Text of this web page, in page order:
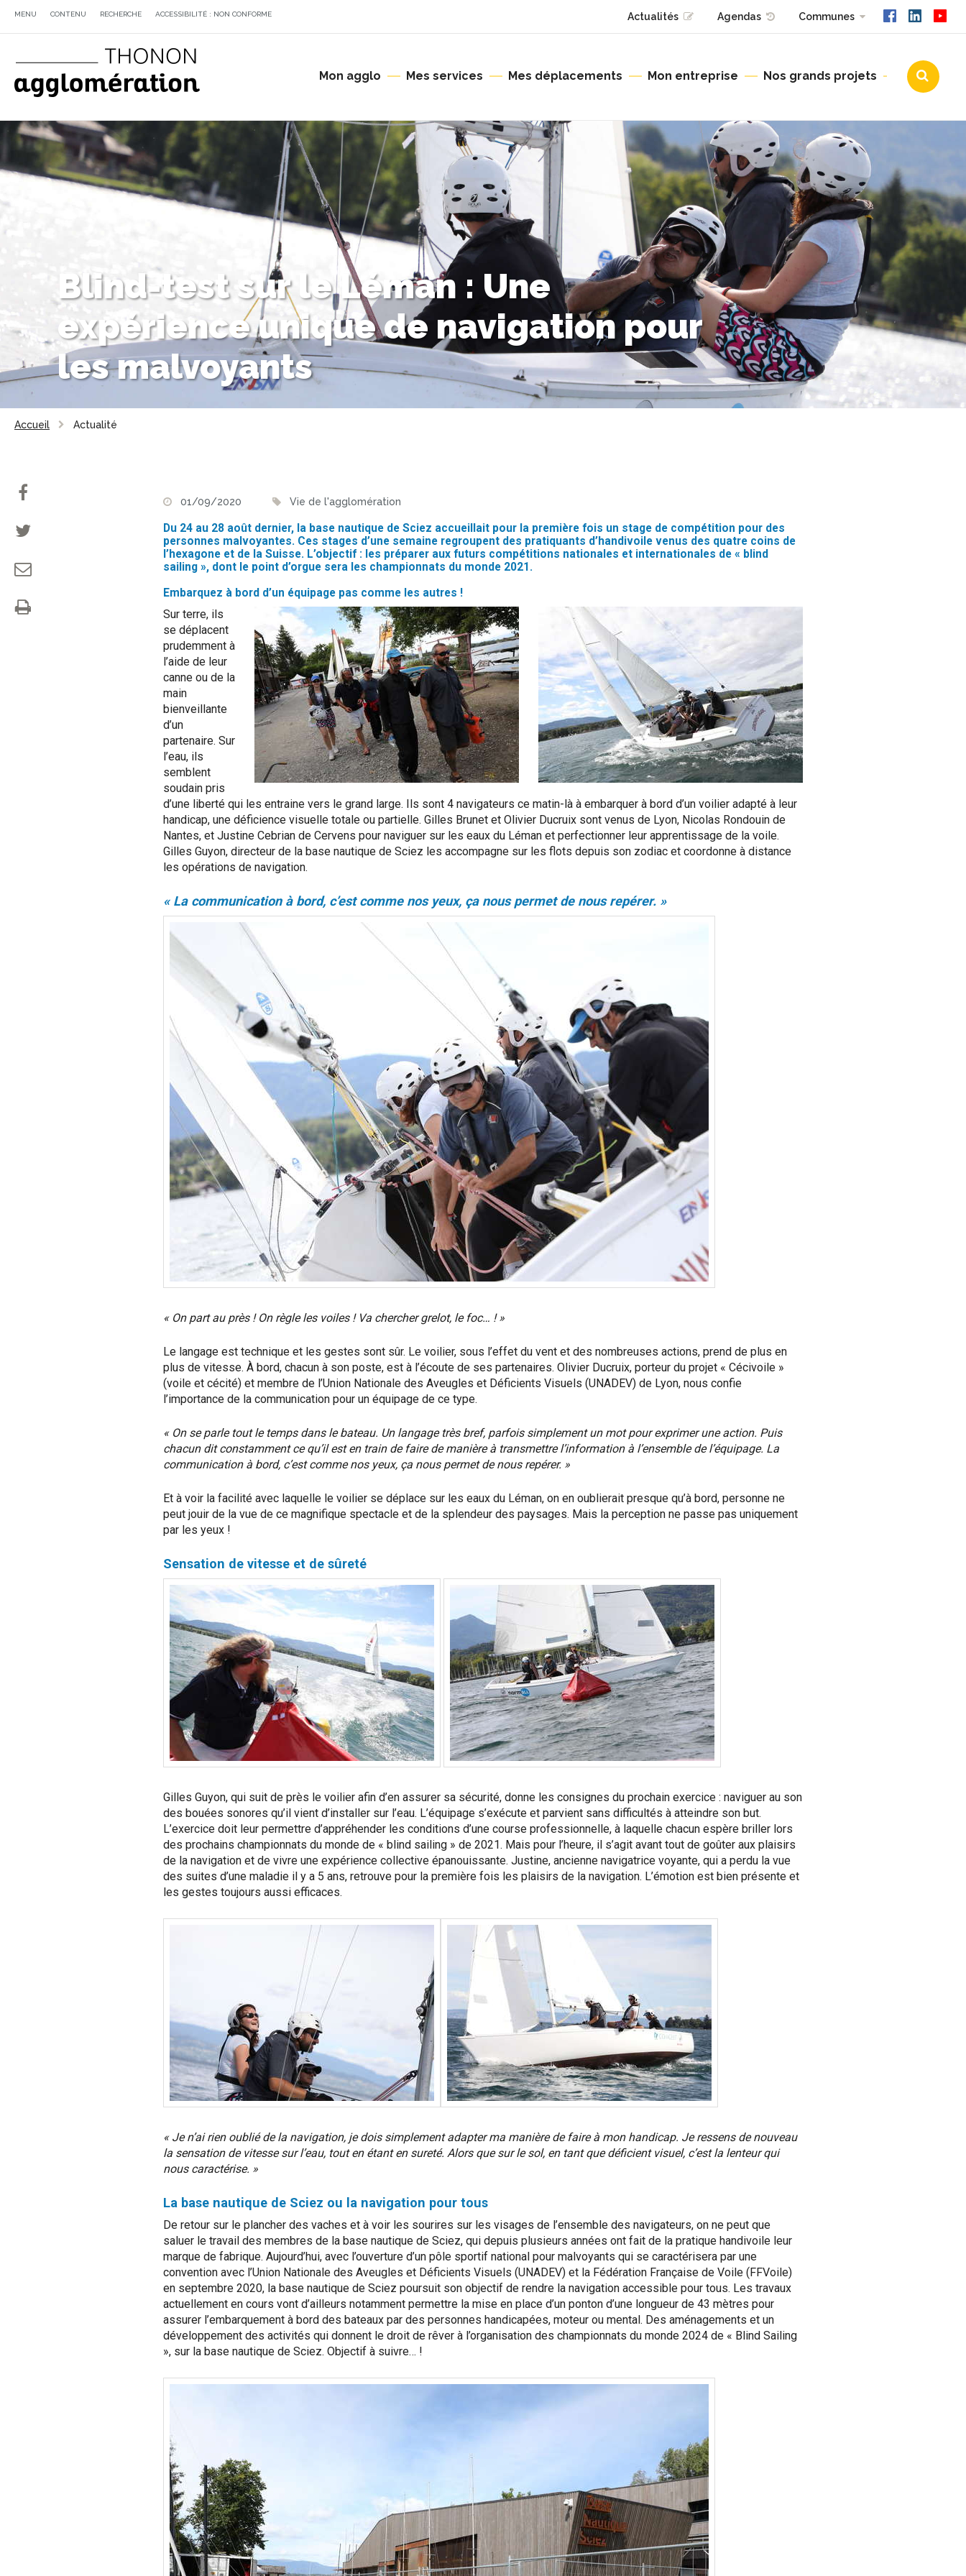
MENU CONTENU RECHERCHE ACCESSIBILITÉ : NON CONFORME Actualités Agendas Communes
Mon agglo Mes services Mes déplacements Mon entreprise Nos grands projets
Urbanisme
Blind-test sur le Léman : Une
expérience unique de navigation pour
les malvoyants
Accueil Actualité
01/09/2020 Vie de l'agglomération
Du 24 au 28 août dernier, la base nautique de Sciez accueillait pour la première fois un stage de compétition pour des
personnes malvoyantes. Ces stages d’une semaine regroupent des pratiquants d’handivoile venus des quatre coins de
l’hexagone et de la Suisse. L’objectif : les préparer aux futurs compétitions nationales et internationales de « blind
sailing », dont le point d’orgue sera les championnats du monde 2021.
Embarquez à bord d’un équipage pas comme les autres !
Sur terre, ils
se déplacent
prudemment à
l’aide de leur
canne ou de la
main
bienveillante
d’un
partenaire. Sur
l’eau, ils
semblent
soudain pris
d’une liberté qui les entraine vers le grand large. Ils sont 4 navigateurs ce matin-là à embarquer à bord d’un voilier adapté à leur
handicap, une déficience visuelle totale ou partielle. Gilles Brunet et Olivier Ducruix sont venus de Lyon, Nicolas Rondouin de
Nantes, et Justine Cebrian de Cervens pour naviguer sur les eaux du Léman et perfectionner leur apprentissage de la voile.
Gilles Guyon, directeur de la base nautique de Sciez les accompagne sur les flots depuis son zodiac et coordonne à distance
les opérations de navigation.
« La communication à bord, c’est comme nos yeux, ça nous permet de nous repérer. »
« On part au près ! On règle les voiles ! Va chercher grelot, le foc… ! »
Le langage est technique et les gestes sont sûr. Le voilier, sous l’effet du vent et des nombreuses actions, prend de plus en
plus de vitesse. À bord, chacun à son poste, est à l’écoute de ses partenaires. Olivier Ducruix, porteur du projet « Cécivoile »
(voile et cécité) et membre de l’Union Nationale des Aveugles et Déficients Visuels (UNADEV) de Lyon, nous confie
l’importance de la communication pour un équipage de ce type.
« On se parle tout le temps dans le bateau. Un langage très bref, parfois simplement un mot pour exprimer une action. Puis
chacun dit constamment ce qu’il est en train de faire de manière à transmettre l’information à l’ensemble de l’équipage. La
communication à bord, c’est comme nos yeux, ça nous permet de nous repérer. »
Et à voir la facilité avec laquelle le voilier se déplace sur les eaux du Léman, on en oublierait presque qu’à bord, personne ne
peut jouir de la vue de ce magnifique spectacle et de la splendeur des paysages. Mais la perception ne passe pas uniquement
par les yeux !
Sensation de vitesse et de sûreté
Gilles Guyon, qui suit de près le voilier afin d’en assurer sa sécurité, donne les consignes du prochain exercice : naviguer au son
des bouées sonores qu’il vient d’installer sur l’eau. L’équipage s’exécute et parvient sans difficultés à atteindre son but.
L’exercice doit leur permettre d’appréhender les conditions d’une course professionnelle, à laquelle chacun espère briller lors
des prochains championnats du monde de « blind sailing » de 2021. Mais pour l’heure, il s’agit avant tout de goûter aux plaisirs
de la navigation et de vivre une expérience collective épanouissante. Justine, ancienne navigatrice voyante, qui a perdu la vue
des suites d’une maladie il y a 5 ans, retrouve pour la première fois les plaisirs de la navigation. L’émotion est bien présente et
les gestes toujours aussi efficaces.
« Je n’ai rien oublié de la navigation, je dois simplement adapter ma manière de faire à mon handicap. Je ressens de nouveau
la sensation de vitesse sur l’eau, tout en étant en sureté. Alors que sur le sol, en tant que déficient visuel, c’est la lenteur qui
nous caractérise. »
La base nautique de Sciez ou la navigation pour tous
De retour sur le plancher des vaches et à voir les sourires sur les visages de l’ensemble des navigateurs, on ne peut que
saluer le travail des membres de la base nautique de Sciez, qui depuis plusieurs années ont fait de la pratique handivoile leur
marque de fabrique. Aujourd’hui, avec l’ouverture d’un pôle sportif national pour malvoyants qui se caractérisera par une
convention avec l’Union Nationale des Aveugles et Déficients Visuels (UNADEV) et la Fédération Française de Voile (FFVoile)
en septembre 2020, la base nautique de Sciez poursuit son objectif de rendre la navigation accessible pour tous. Les travaux
actuellement en cours vont d’ailleurs notamment permettre la mise en place d’un ponton d’une longueur de 43 mètres pour
assurer l’embarquement à bord des bateaux par des personnes handicapées, moteur ou mental. Des aménagements et un
développement des activités qui donnent le droit de rêver à l’organisation des championnats du monde 2024 de « Blind Sailing
», sur la base nautique de Sciez. Objectif à suivre… !